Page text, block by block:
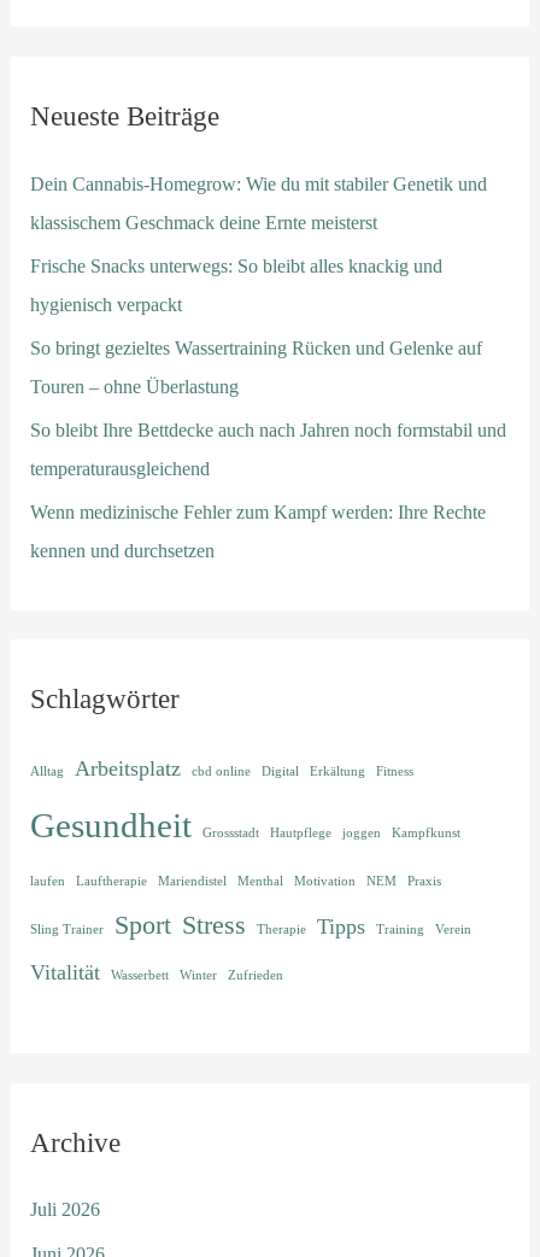
Neueste Beiträge
Dein Cannabis-Homegrow: Wie du mit stabiler Genetik und
klassischem Geschmack deine Ernte meisterst
Frische Snacks unterwegs: So bleibt alles knackig und
hygienisch verpackt
So bringt gezieltes Wassertraining Rücken und Gelenke auf
Touren – ohne Überlastung
So bleibt Ihre Bettdecke auch nach Jahren noch formstabil und
temperaturausgleichend
Wenn medizinische Fehler zum Kampf werden: Ihre Rechte
kennen und durchsetzen
Schlagwörter
Alltag Arbeitsplatz cbd online Digital Erkältung Fitness
Gesundheit Grossstadt Hautpflege joggen Kampfkunst
laufen Lauftherapie Mariendistel Menthal Motivation NEM Praxis
Sling Trainer Sport Stress Therapie Tipps Training Verein
Vitalität Wasserbett Winter Zufrieden
Archive
Juli 2026